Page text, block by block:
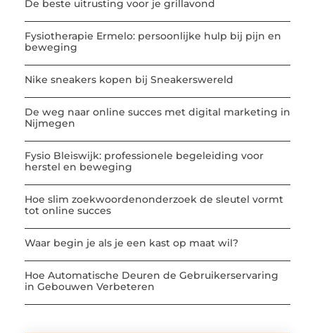
De beste uitrusting voor je grillavond
Fysiotherapie Ermelo: persoonlijke hulp bij pijn en
beweging
Nike sneakers kopen bij Sneakerswereld
De weg naar online succes met digital marketing in
Nijmegen
Fysio Bleiswijk: professionele begeleiding voor
herstel en beweging
Hoe slim zoekwoordenonderzoek de sleutel vormt
tot online succes
Waar begin je als je een kast op maat wil?
Hoe Automatische Deuren de Gebruikerservaring
in Gebouwen Verbeteren